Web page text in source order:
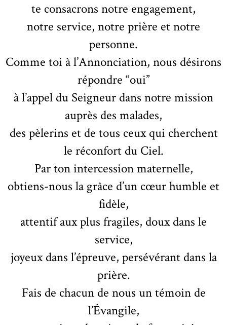
te consacrons notre engagement,
notre service, notre prière et notre
personne.
Comme toi à l’Annonciation, nous désirons
répondre “oui”
à l’appel du Seigneur dans notre mission
auprès des malades,
des pèlerins et de tous ceux qui cherchent
le réconfort du Ciel.
Par ton intercession maternelle,
obtiens-nous la grâce d’un cœur humble et
fidèle,
attentif aux plus fragiles, doux dans le
service,
joyeux dans l’épreuve, persévérant dans la
prière.
Fais de chacun de nous un témoin de
l’Évangile,